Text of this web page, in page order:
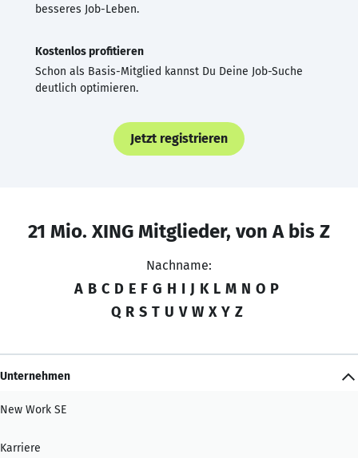
besseres Job-Leben.
Kostenlos profitieren
Schon als Basis-Mitglied kannst Du Deine Job-Suche
deutlich optimieren.
Jetzt registrieren
21 Mio. XING Mitglieder, von A bis Z
Nachname:
A B C D E F G H I J K L M N O P
Q R S T U V W X Y Z
Unternehmen
New Work SE
Karriere